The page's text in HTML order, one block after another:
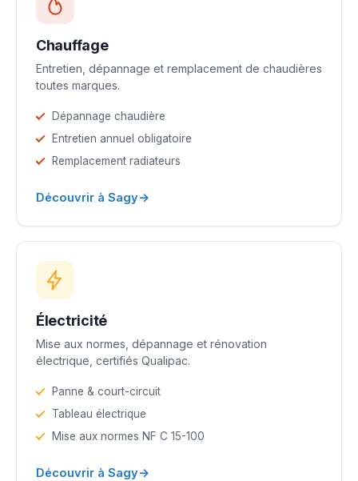
Chauffage
Entretien, dépannage et remplacement de chaudières
toutes marques.
Dépannage chaudière
Entretien annuel obligatoire
Remplacement radiateurs
Découvrir à Sagy→
Électricité
Mise aux normes, dépannage et rénovation
électrique, certifiés Qualipac.
Panne & court-circuit
Tableau électrique
Mise aux normes NF C 15-100
Découvrir à Sagy→